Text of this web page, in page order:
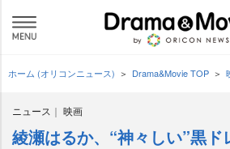
ホーム (オリコンニュース) Drama&Movie TOP
ニュース 映画
綾瀬はるか、“神々しい”黒